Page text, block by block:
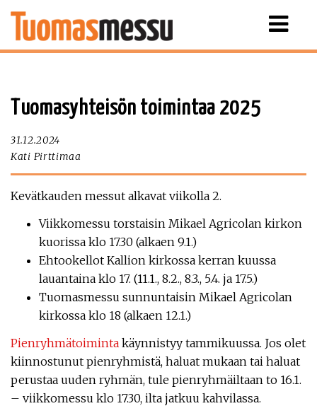
Näytä
Tuomasyhteisön toimintaa 2025
31.12.2024
Kati Pirttimaa
Kevätkauden messut alkavat viikolla 2.
Viikkomessu torstaisin Mikael Agricolan kirkon
kuorissa klo 17.30 (alkaen 9.1.)
Ehtookellot Kallion kirkossa kerran kuussa
lauantaina klo 17. (11.1., 8.2., 8.3., 5.4. ja 17.5.)
Tuomasmessu sunnuntaisin Mikael Agricolan
kirkossa klo 18 (alkaen 12.1.)
Pienryhmätoiminta käynnistyy tammikuussa. Jos olet
kiinnostunut pienryhmistä, haluat mukaan tai haluat
perustaa uuden ryhmän, tule pienryhmäiltaan to 16.1.
– viikkomessu klo 17.30, ilta jatkuu kahvilassa.